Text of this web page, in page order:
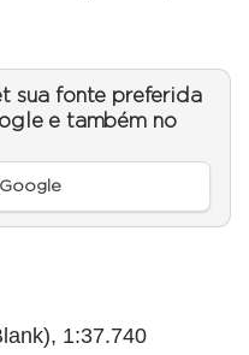
sua fonte preferida
e também no
1:37.740